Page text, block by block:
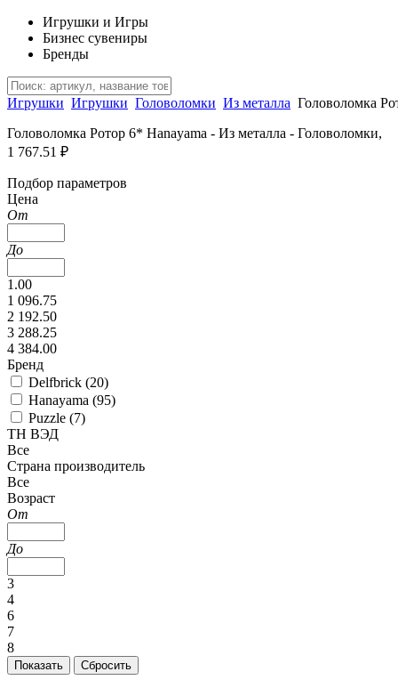
Игрушки и Игры
Бизнес сувениры
Бренды
Игрушки Игрушки Головоломки Из металла Головоломка
Головоломка Ротор 6* Hanayama - Из металла - Головоломки,
1 767.51 ₽
Подбор параметров
Цена
От
До
1.00
1 096.75
2 192.50
3 288.25
4 384.00
Бренд
Delfbrick (20)
Hanayama (95)
Puzzle (7)
ТН ВЭД
Все
Страна производитель
Все
Возраст
От
До
3
4
6
7
8